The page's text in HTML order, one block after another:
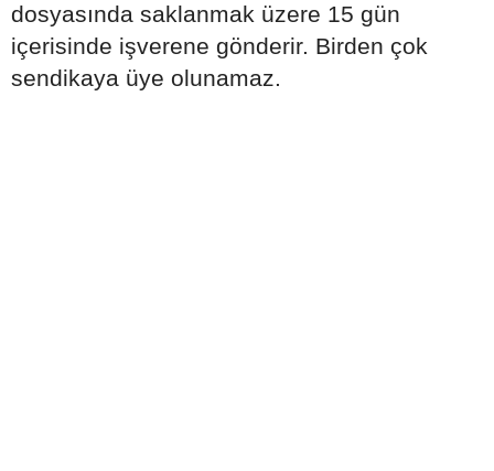
dosyasında saklanmak üzere 15 gün
içerisinde işverene gönderir. Birden çok
sendikaya üye olunamaz.